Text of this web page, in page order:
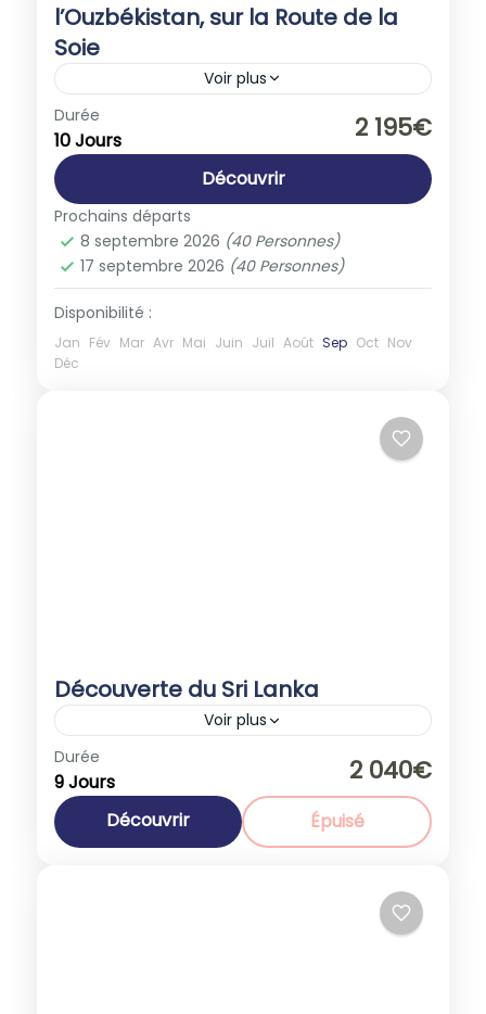
l’Ouzbékistan, sur la Route de la
Soie
Voir plus
Asie
1-40 People
Durée
10 Jours 2 195€
Découvrir
Prochains départs
8 septembre 2026 (40 Personnes)
17 septembre 2026 (40 Personnes)
Disponibilité :
Jan Fév Mar Avr Mai Juin Juil Août Sep Oct Nov
Déc
Découverte du Sri Lanka
Voir plus
Promotions
Sri Lanka
1-35 People
Durée
9 Jours 2 040€
Découvrir Épuisé